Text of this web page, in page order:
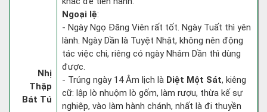
Nhị
Thập
Bát Tú
Ngoại lệ:
- Ngày Ngọ Đăng Viên rất tốt. Ngày Tuất thì yên
lành. Ngày Dần là Tuyệt Nhật, không nên động
tác việc chi, riêng có ngày Nhâm Dần thì dùng
được.
- Trúng ngày 14 Âm lịch là Diệt Một Sát, kiêng
cữ: lập lò nhuộm lò gốm, làm rượu, thừa kế sự
nghiệp, vào làm hành chánh, nhất là đi thuyền